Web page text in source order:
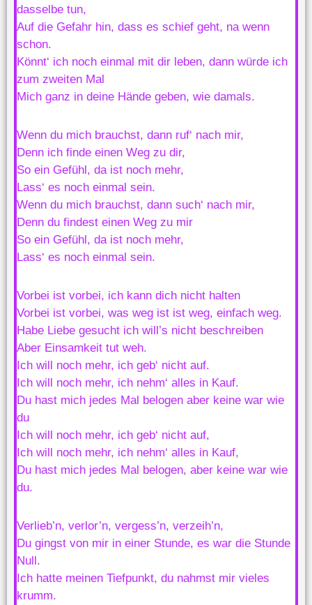
dasselbe tun,
Auf die Gefahr hin, dass es schief geht, na wenn
schon.
Könnt‘ ich noch einmal mit dir leben, dann würde ich
zum zweiten Mal
Mich ganz in deine Hände geben, wie damals.
Wenn du mich brauchst, dann ruf‘ nach mir,
Denn ich finde einen Weg zu dir,
So ein Gefühl, da ist noch mehr,
Lass‘ es noch einmal sein.
Wenn du mich brauchst, dann such‘ nach mir,
Denn du findest einen Weg zu mir
So ein Gefühl, da ist noch mehr,
Lass‘ es noch einmal sein.
Vorbei ist vorbei, ich kann dich nicht halten
Vorbei ist vorbei, was weg ist ist weg, einfach weg.
Habe Liebe gesucht ich will’s nicht beschreiben
Aber Einsamkeit tut weh.
Ich will noch mehr, ich geb‘ nicht auf.
Ich will noch mehr, ich nehm‘ alles in Kauf.
Du hast mich jedes Mal belogen aber keine war wie
du
Ich will noch mehr, ich geb‘ nicht auf,
Ich will noch mehr, ich nehm‘ alles in Kauf,
Du hast mich jedes Mal belogen, aber keine war wie
du.
Verlieb’n, verlor’n, vergess’n, verzeih’n,
Du gingst von mir in einer Stunde, es war die Stunde
Null.
Ich hatte meinen Tiefpunkt, du nahmst mir vieles
krumm.